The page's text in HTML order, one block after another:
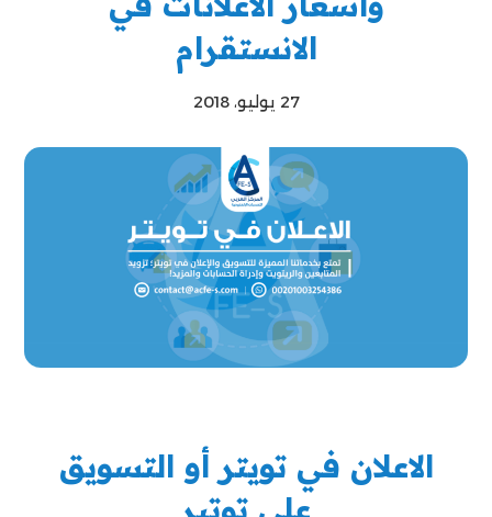
الانستقرام
27 يوليو، 2018
الاعلان في تويتر أو التسويق
على توتير